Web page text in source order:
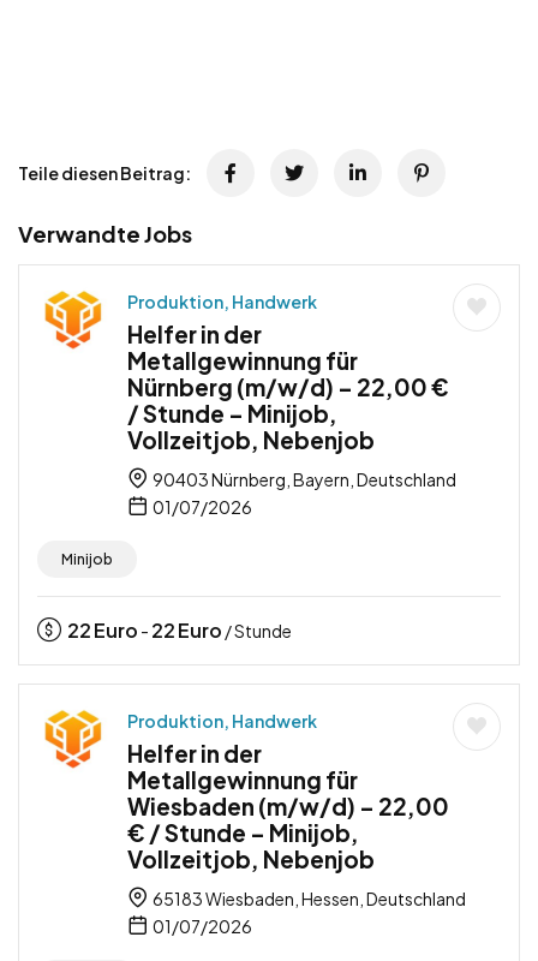
Teile diesen Beitrag:
Verwandte Jobs
Produktion, Handwerk
Helfer in der
Metallgewinnung für
Nürnberg (m/w/d) – 22,00 €
/ Stunde – Minijob,
Vollzeitjob, Nebenjob
90403 Nürnberg, Bayern, Deutschland
01/07/2026
Minijob
22Euro - 22Euro / Stunde
Produktion, Handwerk
Helfer in der
Metallgewinnung für
Wiesbaden (m/w/d) – 22,00
€ / Stunde – Minijob,
Vollzeitjob, Nebenjob
65183 Wiesbaden, Hessen, Deutschland
01/07/2026